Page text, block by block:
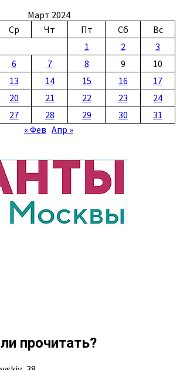
Март 2024
Ср Чт Пт Сб
Вс
1
2
3
6 7 8 9
10
13 14 15 16
17
20 21 22 23
24
27 28 29 30
31
« Фев Апр »
прочитать?